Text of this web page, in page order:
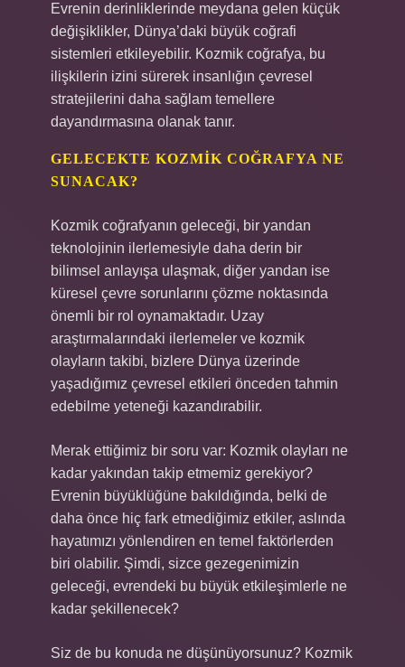
Evrenin derinliklerinde meydana gelen küçük
değişiklikler, Dünya’daki büyük coğrafi
sistemleri etkileyebilir. Kozmik coğrafya, bu
ilişkilerin izini sürerek insanlığın çevresel
stratejilerini daha sağlam temellere
dayandırmasına olanak tanır.
GELECEKTE KOZMIK COĞRAFYA NE
SUNACAK?
Kozmik coğrafyanın geleceği, bir yandan
teknolojinin ilerlemesiyle daha derin bir
bilimsel anlayışa ulaşmak, diğer yandan ise
küresel çevre sorunlarını çözme noktasında
önemli bir rol oynamaktadır. Uzay
araştırmalarındaki ilerlemeler ve kozmik
olayların takibi, bizlere Dünya üzerinde
yaşadığımız çevresel etkileri önceden tahmin
edebilme yeteneği kazandırabilir.
Merak ettiğimiz bir soru var: Kozmik olayları ne
kadar yakından takip etmemiz gerekiyor?
Evrenin büyüklüğüne bakıldığında, belki de
daha önce hiç fark etmediğimiz etkiler, aslında
hayatımızı yönlendiren en temel faktörlerden
biri olabilir. Şimdi, sizce gezegenimizin
geleceği, evrendeki bu büyük etkileşimlerle ne
kadar şekillenecek?
Siz de bu konuda ne düşünüyorsunuz? Kozmik